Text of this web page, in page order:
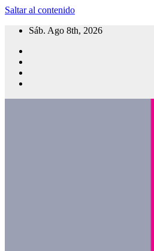
Saltar al contenido
Sáb. Ago 8th, 2026